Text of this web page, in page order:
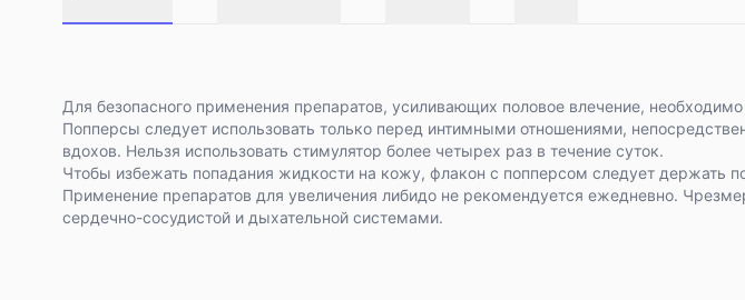
Для безопасного применения препаратов, усиливающих половое влечение,
Попперсы следует использовать только перед интимными отношениями,
вдохов. Нельзя использовать стимулятор более четырех раз в течение суток.
Чтобы избежать попадания жидкости на кожу, флакон с попперсом следует держать
Применение препаратов для увеличения либидо не рекомендуется ежедневно.
сердечно-сосудистой и дыхательной системами.